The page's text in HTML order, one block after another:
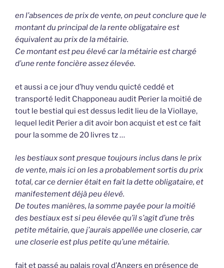
en l’absences de prix de vente, on peut conclure que le
montant du principal de la rente obligataire est
équivalent au prix de la métairie.
Ce montant est peu élevé car la métairie est chargé
d’une rente foncière assez élevée.
et aussi a ce jour d’huy vendu quicté ceddé et
transporté ledit Chapponeau audit Perier la moitié de
tout le bestial qui est dessus ledit lieu de la Viollaye,
lequel ledit Perier a dit avoir bon acquist et est ce fait
pour la somme de 20 livres tz …
les bestiaux sont presque toujours inclus dans le prix
de vente, mais ici on les a probablement sortis du prix
total, car ce dernier était en fait la dette obligataire, et
manifestement déjà peu élevé.
De toutes manières, la somme payée pour la moitié
des bestiaux est si peu élevée qu’il s’agit d’une très
petite métairie, que j’aurais appellée une closerie, car
une closerie est plus petite qu’une métairie.
fait et passé au palais royal d’Angers en présence de